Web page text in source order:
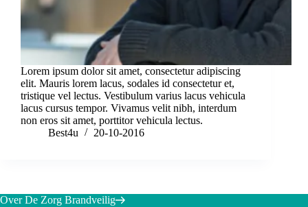
Lorem ipsum dolor sit amet, consectetur adipiscing
elit. Mauris lorem lacus, sodales id consectetur et,
tristique vel lectus. Vestibulum varius lacus vehicula
lacus cursus tempor. Vivamus velit nibh, interdum
non eros sit amet, porttitor vehicula lectus.
Best4u
20-10-2016
Over De Zorg Brandveilig